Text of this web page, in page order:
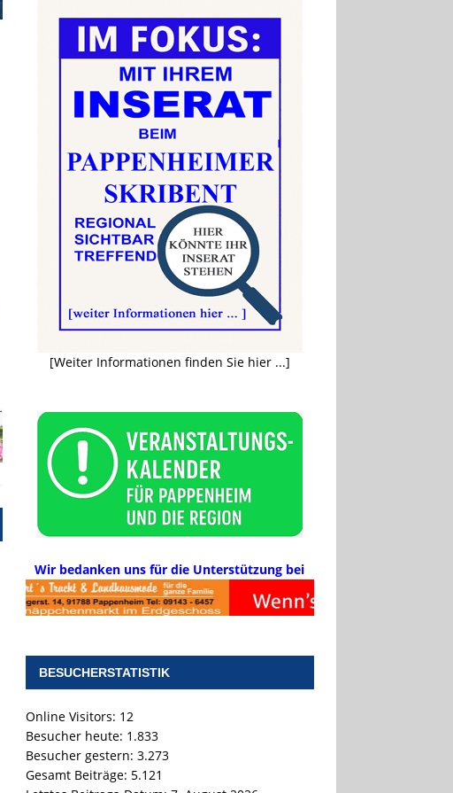
[Weiter Informationen finden Sie hier ...]
Wir bedanken uns für die Unterstützung bei
BESUCHERSTATISTIK
Online Visitors: 12
Besucher heute: 1.833
Besucher gestern: 3.273
Gesamt Beiträge: 5.121